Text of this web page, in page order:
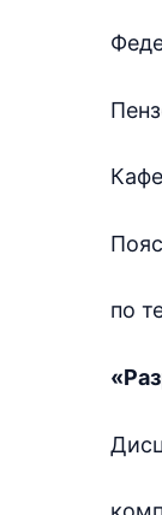
по